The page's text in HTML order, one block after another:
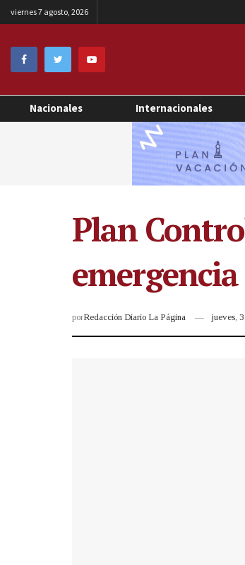
viernes 7 agosto, 2026
Nacionales Internacionales
Plan
porRedacción Diario La Página jueves,